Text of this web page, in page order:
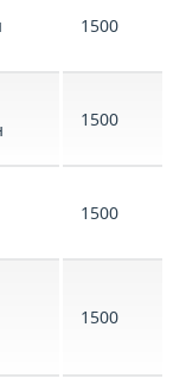
1500
1500
1500
1500